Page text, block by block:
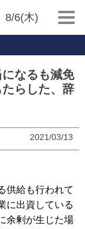
8/6(木)
になるも減免
らした、辞
2021/03/13
供給も行われて
に出資している
余剰が生じた場